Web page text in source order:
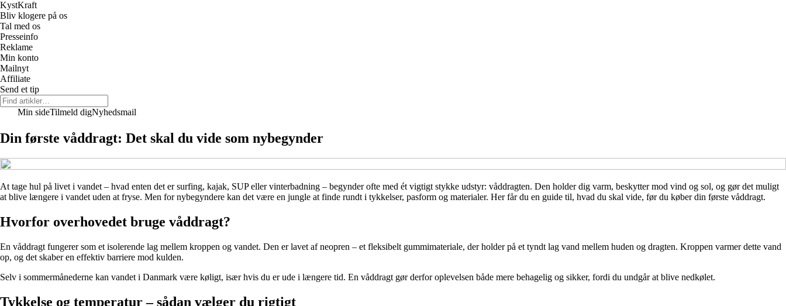
KystKraft
Bliv klogere på os
Tal med os
Presseinfo
Reklame
Min konto
Mailnyt
Affiliate
Send et tip
Min sideTilmeld digNyhedsmail
Din første våddragt: Det skal du vide som nybegynder
At tage hul på livet i vandet – hvad enten det er surfing, kajak, SUP eller vinterbadning – begynder ofte med ét vigtigt stykke udstyr: våddragten. Den holder dig varm, beskytter mod vind og sol, og gør det muligt
at blive længere i vandet uden at fryse. Men for nybegyndere kan det være en jungle at finde rundt i tykkelser, pasform og materialer. Her får du en guide til, hvad du skal vide, før du køber din første våddragt.
Hvorfor overhovedet bruge våddragt?
En våddragt fungerer som et isolerende lag mellem kroppen og vandet. Den er lavet af neopren – et fleksibelt gummimateriale, der holder på et tyndt lag vand mellem huden og dragten. Kroppen varmer dette vand
op, og det skaber en effektiv barriere mod kulden.
Selv i sommermånederne kan vandet i Danmark være køligt, især hvis du er ude i længere tid. En våddragt gør derfor oplevelsen både mere behagelig og sikker, fordi du undgår at blive nedkølet.
Tykkelse og temperatur – sådan vælger du rigtigt